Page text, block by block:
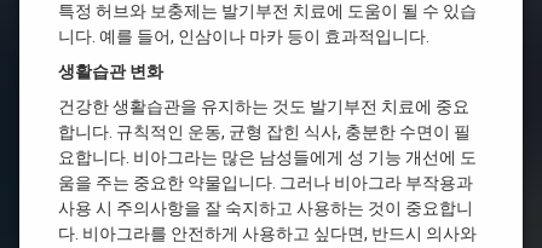
특정 허브와 보충제는 발기부전 치료에 도움이 될 수 있습
니다. 예를 들어, 인삼이나 마카 등이 효과적입니다.
생활습관 변화
건강한 생활습관을 유지하는 것도 발기부전 치료에 중요
합니다. 규칙적인 운동, 균형 잡힌 식사, 충분한 수면이 필
요합니다. 비아그라는 많은 남성들에게 성 기능 개선에 도
움을 주는 중요한 약물입니다. 그러나 비아그라 부작용과
사용 시 주의사항을 잘 숙지하고 사용하는 것이 중요합니
다. 비아그라를 안전하게 사용하고 싶다면, 반드시 의사와